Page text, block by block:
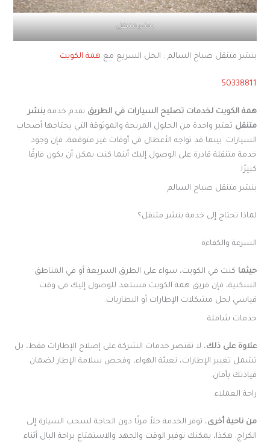
بنشر متنقل
بنشر متنقل صباح السالم : الحل السريع مع همة الكويت
50338811
همة الكويت لخدمات تصليح السيارات في الطريق تقدم خدمةبنشر
متنقل تعتبر واحدة من الحلول المريحة والموثوقة التي يحتاجها أصحاب
السيارات. بينما قد تواجه الأعطال في أوقات غير متوقعة، فإن وجود
خدمة متنقلة قادرة على الوصول إليك أينما كنت يمكن أن يكون فارقًا
كبيرًا.
بنشر متنقل صباح السالم
لماذا تحتاج إلى خدمة بنشر متنقل؟
السرعة والكفاءة
حيثما كنت في الكويت، سواء على الطرق السريعة أو في المناطق
السكنية، فإن فريق همة الكويت مستعد للوصول إليك في وقت
قياسي لحل مشكلات الإطارات أو البطاريات.
خدمات شاملة
علاوة على ذلك، لا تقتصر خدمات الشركة على إصلاح الإطارات فقط، بل
تشمل تغيير الإطارات، تعبئة الهواء، وفحص سلامة الإطار لضمان
قيادتك بأمان.
راحة العملاء
من ناحية أخرى، توفر الخدمة حلاً مرنًا دون الحاجة لسحب السيارة إلى
الكراج. هكذا، يمكنك توفير الوقت والجهد والاستمتاع براحة البال أثناء